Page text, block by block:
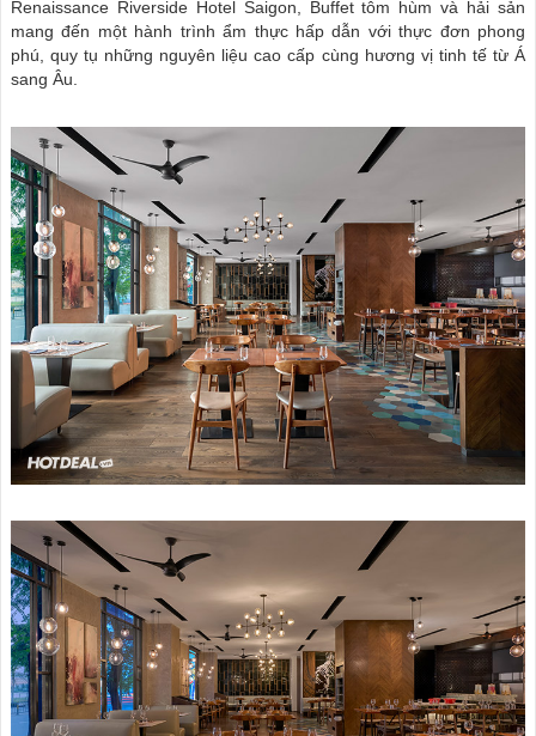
Renaissance Riverside Hotel Saigon, Buffet tôm hùm và hải sản
mang đến một hành trình ẩm thực hấp dẫn với thực đơn phong
phú, quy tụ những nguyên liệu cao cấp cùng hương vị tinh tế từ Á
sang Âu.